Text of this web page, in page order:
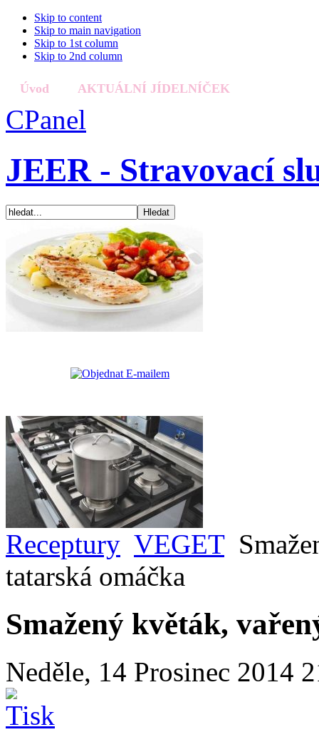
Skip to content
Skip to main navigation
Skip to 1st column
Skip to 2nd column
Úvod AKTUÁLNÍ JÍDELNÍČEK
CPanel
JEER - Stravovací
Receptury VEGET
tatarská omáčka
Smažený květák,
Neděle, 14 Prosinec 2014